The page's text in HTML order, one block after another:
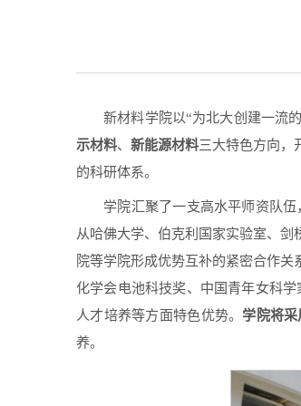
新材料学院以“为北大创建一流
示材料、 新能源材料三大特色方向，
的科研体系。
学院汇聚了一支高水平师资队伍
从哈佛大学、伯克利国家实验室、剑
院等学院形成优势互补的紧密合作关
化学会电池科技奖、中国青年女科学
人才培养等方面特色优势。 学院将
养。